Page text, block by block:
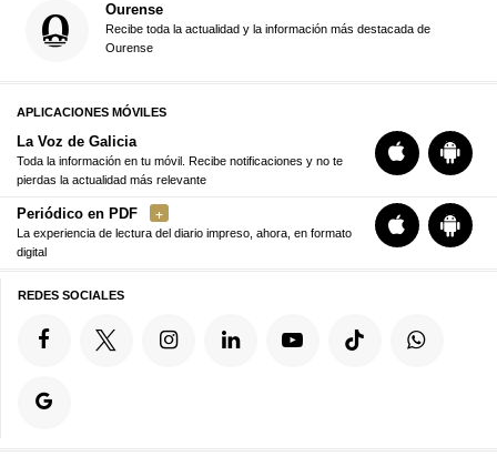
Ourense
Recibe toda la actualidad y la información más destacada de
Ourense
APLICACIONES MÓVILES
La Voz de Galicia
Toda la información en tu móvil. Recibe notificaciones y no te
pierdas la actualidad más relevante
Periódico en PDF
La experiencia de lectura del diario impreso, ahora, en formato
digital
REDES SOCIALES